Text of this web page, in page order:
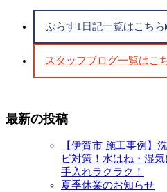
ぷらす1日記一覧はこちら
スタッフブログ一覧はこ
最新の投稿
【伊賀市 施工事例】
ビ対策！水はね・湿
手入れラクラク！
夏季休業のお知らせ